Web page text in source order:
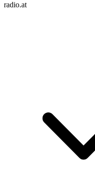
radio.at